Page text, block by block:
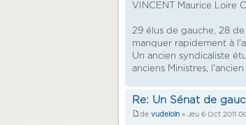
VINCENT Maurice Loire
29 élus de gauche, 28
manquer rapidement à
Un ancien syndicaliste
anciens Ministres,
Re: Un Sénat de
de vudeloin » Jeu 6 Oct 2011